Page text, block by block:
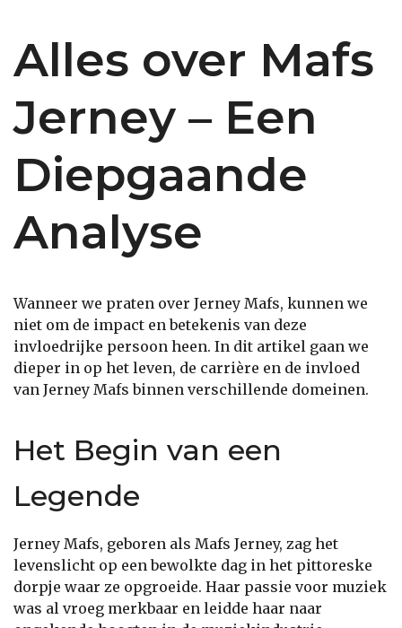
Alles over Mafs
Jerney – Een
Diepgaande
Analyse
Wanneer we praten over Jerney Mafs, kunnen we
niet om de impact en betekenis van deze
invloedrijke persoon heen. In dit artikel gaan we
dieper in op het leven, de carrière en de invloed
van Jerney Mafs binnen verschillende domeinen.
Het Begin van een
Legende
Jerney Mafs, geboren als Mafs Jerney, zag het
levenslicht op een bewolkte dag in het pittoreske
dorpje waar ze opgroeide. Haar passie voor muziek
was al vroeg merkbaar en leidde haar naar